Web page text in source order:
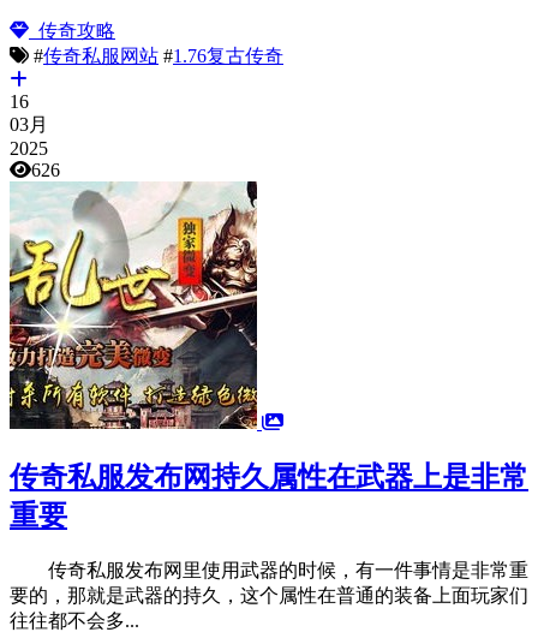
传奇攻略
#传奇私服网站 #1.76复古传奇
16
03月
2025
626
传奇私服发布网持久属性在武器上是非常
重要
传奇私服发布网里使用武器的时候，有一件事情是非常重
要的，那就是武器的持久，这个属性在普通的装备上面玩家们
往往都不会多...